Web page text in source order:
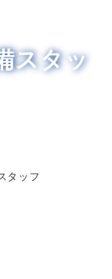
スタッ
タッフ